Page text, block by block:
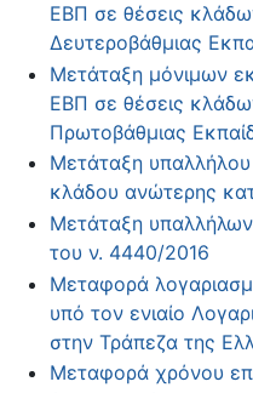
ΕΒΠ σε θέσεις
Δευτεροβάθμιας
Μετάταξη μόνιμων
ΕΒΠ σε θέσεις
Πρωτοβάθμιας
Μετάταξη
κλάδου ανώτερης
Μετάταξη
του ν. 4440/2016
Μεταφορά
υπό τον ενιαίο
στην Τράπεζα της
Μεταφορά χρόνου